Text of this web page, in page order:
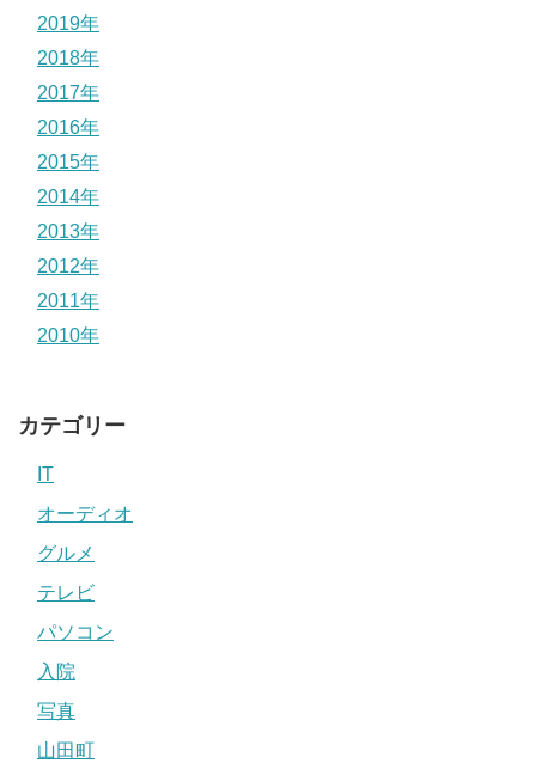
2019年
2018年
2017年
2016年
2015年
2014年
2013年
2012年
2011年
2010年
カテゴリー
IT
オーディオ
グルメ
テレビ
パソコン
入院
写真
山田町